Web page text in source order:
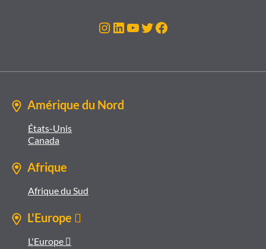
Instagram
LinkedIn
YouTube
Twitter
Facebook
Amérique du Nord
États-Unis
Canada
Afrique
Afrique du Sud
L'Europe 
L'Europe 